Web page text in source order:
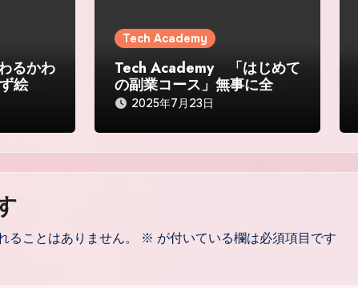
るかわ
絵が
Tech Academy
Tech Academy 「はじめて
の副業コース」無事に全カ
リキュラム合格。
2025年7月23日
ることはありません。 ※ が付いている欄は必須項目です